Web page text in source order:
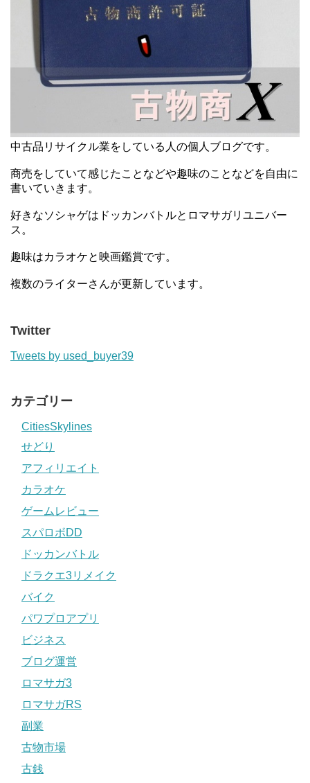
中古品リサイクル業をしている人の個人ブログです。
商売をしていて感じたことなどや趣味のことなどを自由に
書いていきます。
好きなソシャゲはドッカンバトルとロマサガリユニバー
ス。
趣味はカラオケと映画鑑賞です。
複数のライターさんが更新しています。
Twitter
Tweets by used_buyer39
カテゴリー
CitiesSkylines
せどり
アフィリエイト
カラオケ
ゲームレビュー
スパロボDD
ドッカンバトル
ドラクエ3リメイク
バイク
パワプロアプリ
ビジネス
ブログ運営
ロマサガ3
ロマサガRS
副業
古物市場
古銭